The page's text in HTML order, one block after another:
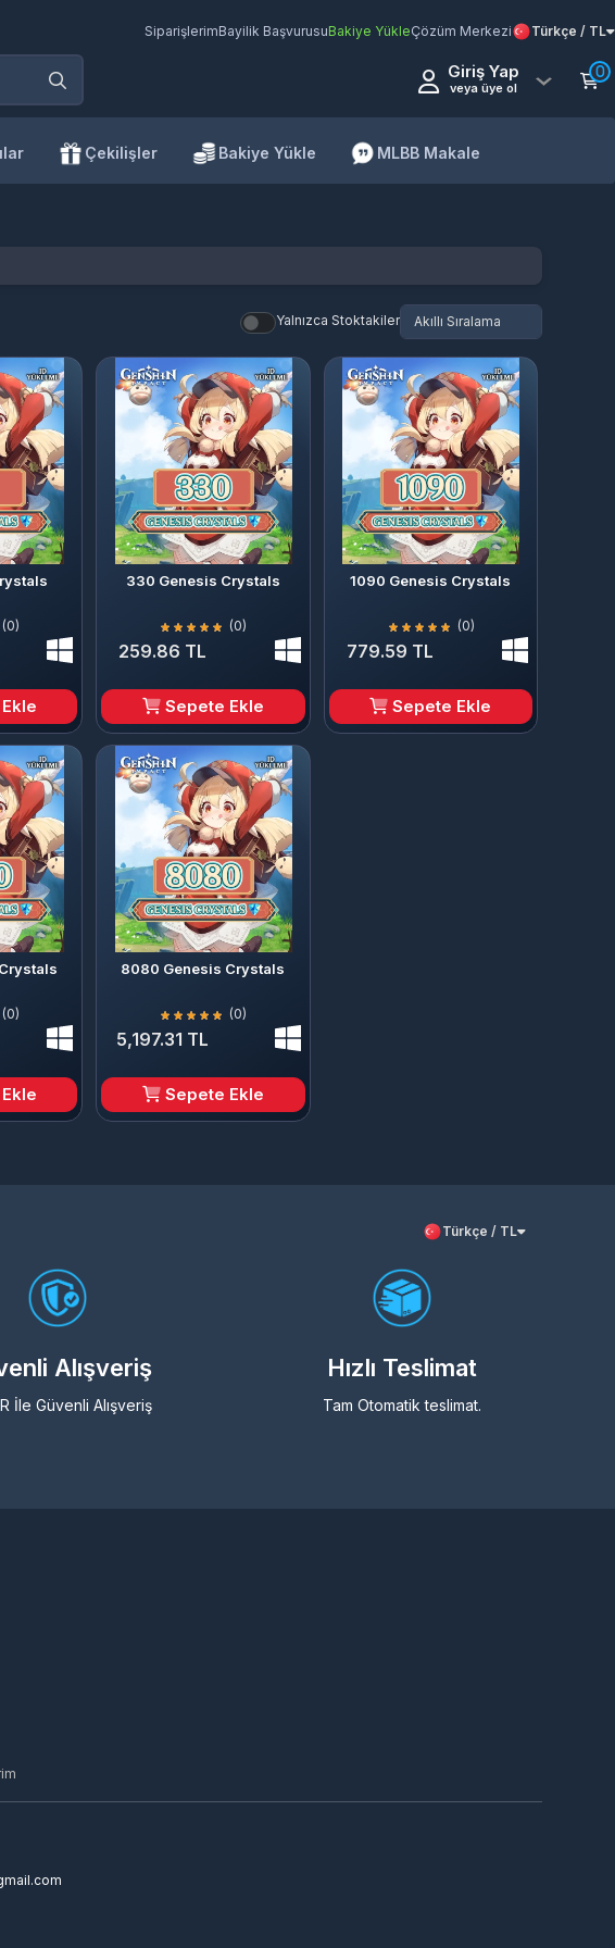
SiparişlerimBayilik BaşvurusuBakiye YükleÇözüm Merkezi Türkçe / TL
Giriş Yap
veya üye ol
0
Çekilişler Bakiye Yükle MLBB Makale
Yalnızca Stoktakiler
(0)
330 Genesis Crystals
(0)
259.86 TL
Sepete Ekle
1090 Genesis Crystals
(0)
779.59 TL
Sepete Ekle
(0)
8080 Genesis Crystals
(0)
5,197.31 TL
Sepete Ekle
Türkçe / TL
Alışveriş
İle Güvenli Alışveriş
Hızlı Teslimat
Tam Otomatik teslimat.